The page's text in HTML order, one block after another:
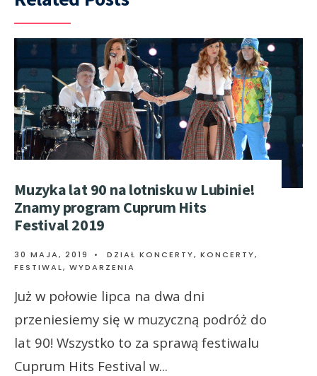
Muzyka lat 90 na lotnisku w Lubinie!
Znamy program Cuprum Hits
Festival 2019
30 MAJA, 2019 • DZIAŁ KONCERTY, KONCERTY,
FESTIWAL, WYDARZENIA
Już w połowie lipca na dwa dni
przeniesiemy się w muzyczną podróż do
lat 90! Wszystko to za sprawą festiwalu
Cuprum Hits Festival w...